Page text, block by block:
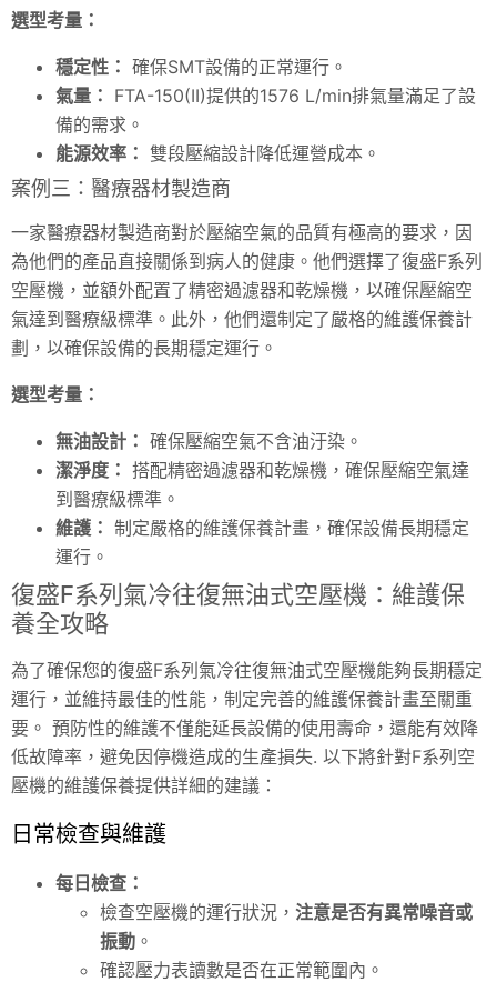
選型考量：
穩定性： 確保SMT設備的正常運行。
氣量： FTA-150(II)提供的1576 L/min排氣量滿足了設
備的需求。
能源效率： 雙段壓縮設計降低運營成本。
案例三：醫療器材製造商
一家醫療器材製造商對於壓縮空氣的品質有極高的要求，因
為他們的產品直接關係到病人的健康。他們選擇了復盛F系列
空壓機，並額外配置了精密過濾器和乾燥機，以確保壓縮空
氣達到醫療級標準。此外，他們還制定了嚴格的維護保養計
劃，以確保設備的長期穩定運行。
選型考量：
無油設計： 確保壓縮空氣不含油汙染。
潔淨度： 搭配精密過濾器和乾燥機，確保壓縮空氣達
到醫療級標準。
維護： 制定嚴格的維護保養計畫，確保設備長期穩定
運行。
復盛F系列氣冷往復無油式空壓機：維護保
養全攻略
為了確保您的復盛F系列氣冷往復無油式空壓機能夠長期穩定
運行，並維持最佳的性能，制定完善的維護保養計畫至關重
要。 預防性的維護不僅能延長設備的使用壽命，還能有效降
低故障率，避免因停機造成的生產損失. 以下將針對F系列空
壓機的維護保養提供詳細的建議：
日常檢查與維護
每日檢查：
檢查空壓機的運行狀況， 注意是否有異常噪音或
振動 。
確認壓力表讀數是否在正常範圍內。